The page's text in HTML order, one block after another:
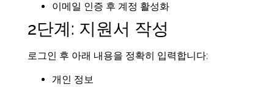
이메일 인증 후 계정 활성화
2단계: 지원서 작성
로그인 후 아래 내용을 정확히 입력합니다:
개인 정보